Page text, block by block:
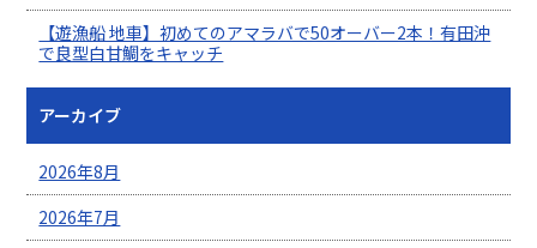
【遊漁船 地車】初めてのアマラバで50オーバー2本！有田沖
で良型白甘鯛をキャッチ
アーカイブ
2026年8月
2026年7月